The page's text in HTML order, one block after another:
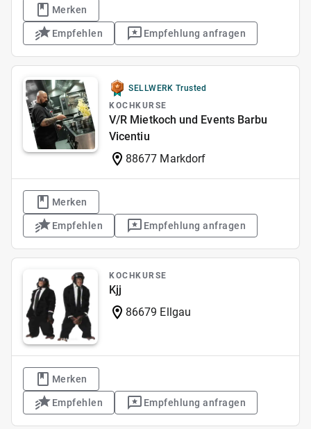
Merken
Empfehlen Empfehlung anfragen
SELLWERK Trusted
KOCHKURSE
V/R Mietkoch und Events Barbu
Vicentiu
88677 Markdorf
Merken
Empfehlen Empfehlung anfragen
KOCHKURSE
Kjj
86679 Ellgau
Merken
Empfehlen Empfehlung anfragen